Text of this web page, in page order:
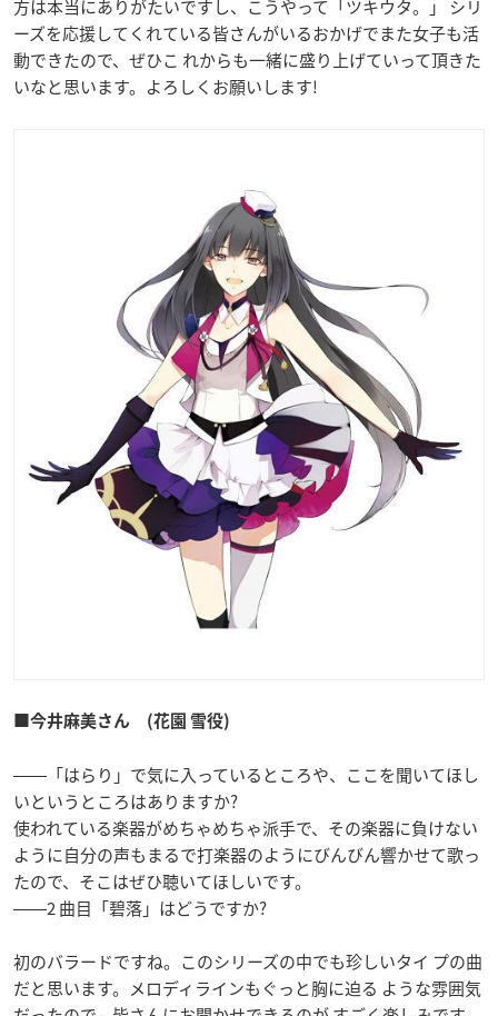
方は本当にありがたいですし、こうやって「ツキウタ。」 シリ
ーズを応援してくれている皆さんがいるおかげでまた女子も活
動できたので、ぜひこ れからも一緒に盛り上げていって頂きた
いなと思います。よろしくお願いします!
■今井麻美さん (花園 雪役)
――「はらり」で気に入っているところや、ここを聞いてほし
いというところはありますか?
使われている楽器がめちゃめちゃ派手で、その楽器に負けない
ように自分の声もまるで打楽器のようにびんびん響かせて歌っ
たので、そこはぜひ聴いてほしいです。
――2 曲目「碧落」はどうですか?
初のバラードですね。このシリーズの中でも珍しいタイ プの曲
だと思います。メロディラインもぐっと胸に迫る ような雰囲気